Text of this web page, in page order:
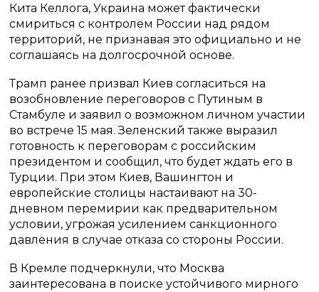
Кита Келлога, Украина может фактически
смириться с контролем России над рядом
территорий, не признавая это официально и не
соглашаясь на долгосрочной основе.
Трамп ранее призвал Киев согласиться на
возобновление переговоров с Путиным в
Стамбуле и заявил о возможном личном участии
во встрече 15 мая. Зеленский также выразил
готовность к переговорам с российским
президентом и сообщил, что будет ждать его в
Турции. При этом Киев, Вашингтон и
европейские столицы настаивают на 30-
дневном перемирии как предварительном
условии, угрожая усилением санкционного
давления в случае отказа со стороны России.
В Кремле подчеркнули, что Москва
заинтересована в поиске устойчивого мирного